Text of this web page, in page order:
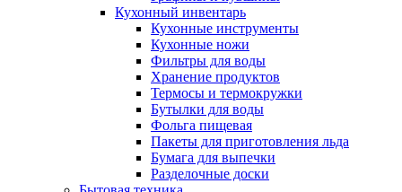
Кухонный инвентарь
Кухонные инструменты
Кухонные ножи
Фильтры для воды
Хранение продуктов
Термосы и термокружки
Бутылки для воды
Фольга пищевая
Пакеты для приготовления льда
Бумага для выпечки
Разделочные доски